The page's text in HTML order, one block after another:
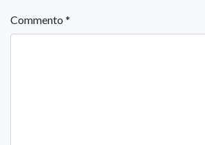
Commento *